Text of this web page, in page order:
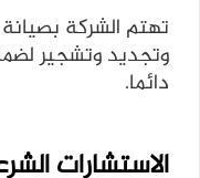
تهتم الشركة
وتجديد وتشجير
دائما.
الاستشارات